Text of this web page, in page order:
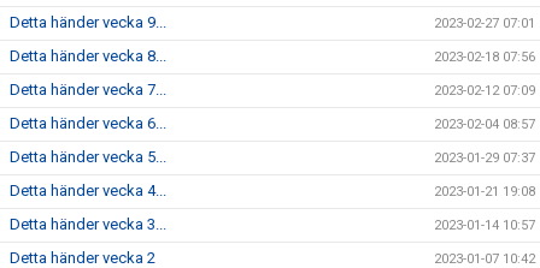
Detta händer vecka 9... 2023-02-27 07:01
Detta händer vecka 8... 2023-02-18 07:56
Detta händer vecka 7... 2023-02-12 07:09
Detta händer vecka 6... 2023-02-04 08:57
Detta händer vecka 5... 2023-01-29 07:37
Detta händer vecka 4... 2023-01-21 19:08
Detta händer vecka 3... 2023-01-14 10:57
Detta händer vecka 2 2023-01-07 10:42